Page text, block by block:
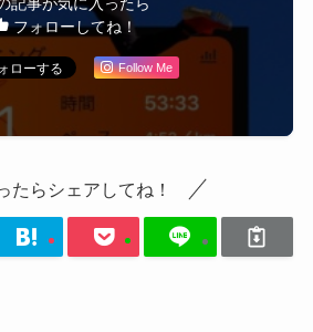
フォローしてね！
Follow Me
たらシェアしてね！